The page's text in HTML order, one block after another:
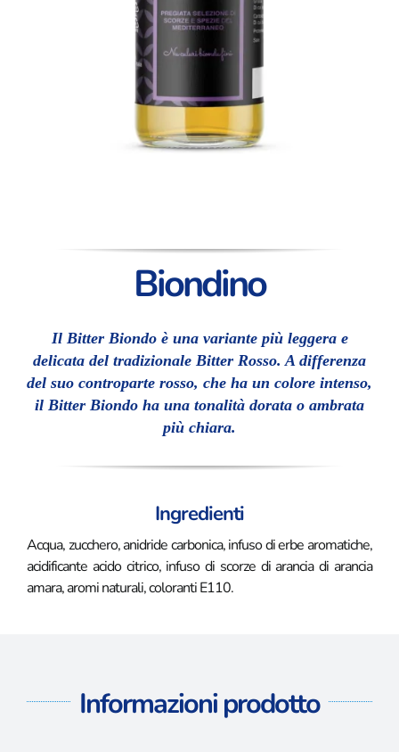
Biondino
Il Bitter Biondo è una variante più leggera e
delicata del tradizionale Bitter Rosso. A differenza
del suo controparte rosso, che ha un colore intenso,
il Bitter Biondo ha una tonalità dorata o ambrata
più chiara.
Ingredienti
Acqua, zucchero, anidride carbonica, infuso di erbe aromatiche,
acidificante acido citrico, infuso di scorze di arancia di arancia
amara, aromi naturali, coloranti E110.
Informazioni prodotto